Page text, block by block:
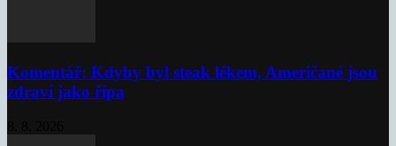
Komentář: Kdyby byl steak lékem, Američané jsou
zdraví jako řípa